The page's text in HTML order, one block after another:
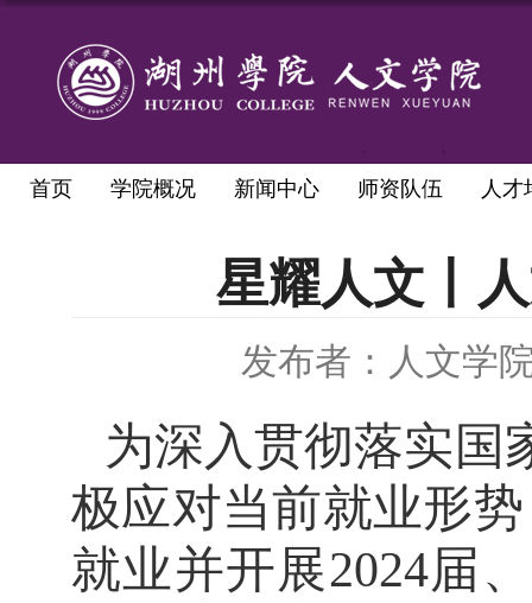
首页 学院概况 新闻中心 师资队伍 人才
星耀人文丨
发布者：人文学
为深入贯彻落实国
极应对当前就业形
就业并开展2024届